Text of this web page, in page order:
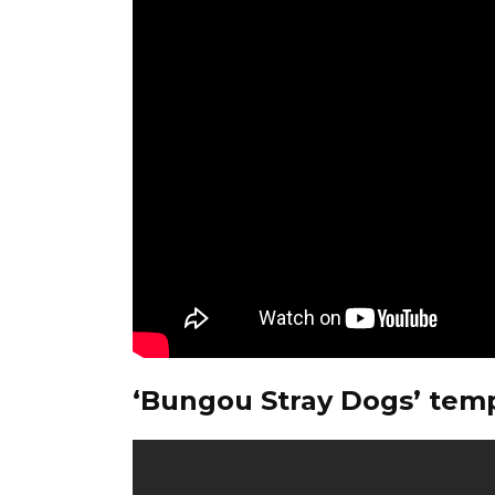
‘Bungou Stray Dogs’